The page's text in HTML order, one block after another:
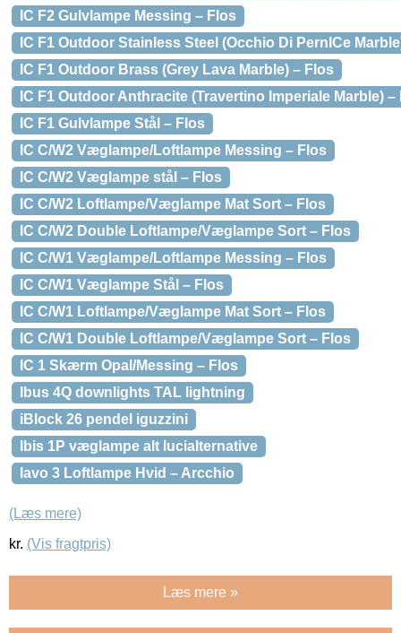
IC F2 Gulvlampe Messing – Flos
IC F1 Outdoor Stainless Steel (Occhio Di PernICe
IC F1 Outdoor Brass (Grey Lava Marble) – Flos
IC F1 Outdoor Anthracite (Travertino Imperiale Marble) –
IC F1 Gulvlampe Stål – Flos
IC C/W2 Væglampe/Loftlampe Messing – Flos
IC C/W2 Væglampe stål – Flos
IC C/W2 Loftlampe/Væglampe Mat Sort – Flos
IC C/W2 Double Loftlampe/Væglampe Sort – Flos
IC C/W1 Væglampe/Loftlampe Messing – Flos
IC C/W1 Væglampe Stål – Flos
IC C/W1 Loftlampe/Væglampe Mat Sort – Flos
IC C/W1 Double Loftlampe/Væglampe Sort – Flos
IC 1 Skærm Opal/Messing – Flos
Ibus 4Q downlights TAL lightning
iBlock 26 pendel iguzzini
Ibis 1P væglampe alt lucialternative
Iavo 3 Loftlampe Hvid – Arcchio
(Læs mere)
kr. (Vis fragtpris)
Læs mere »